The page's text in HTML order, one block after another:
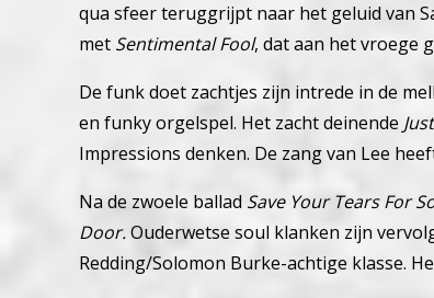
qua sfeer teruggrijpt naar het geluid van
met Sentimental Fool, dat aan het vroege
De funk doet zachtjes zijn intrede in de
en funky orgelspel. Het zacht deinende
Impressions denken. De zang van Lee
Na de zwoele ballad Save Your Tears For
Door.Ouderwetse soul klanken zijn
Redding/Solomon Burke-achtige klasse.